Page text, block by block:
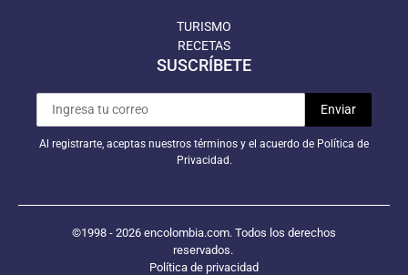
TURISMO
RECETAS
SUSCRÍBETE
Al registrarte, aceptas nuestros términos y el acuerdo de Política de
Privacidad.
©1998 - 2026 encolombia.com. Todos los derechos
reservados.
Política de privacidad